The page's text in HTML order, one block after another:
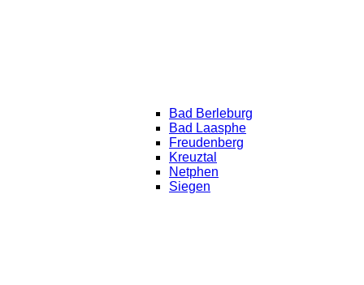
Bad Berleburg
Bad Laasphe
Freudenberg
Kreuztal
Netphen
Siegen